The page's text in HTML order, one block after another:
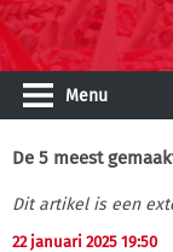
Menu
De 5 meest
Dit artikel is een
22 januari 2025 19:50